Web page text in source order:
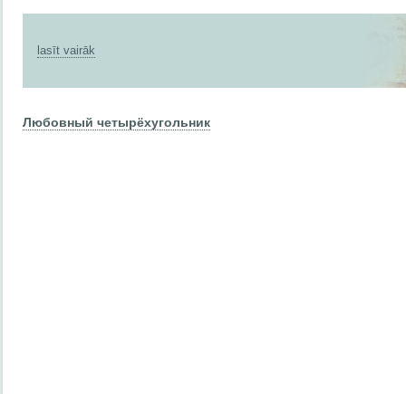
lasīt vairāk
Любовный четырёхугольник